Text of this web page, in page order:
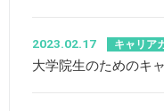
2023.02.17 キャリア
大学院生のためのキ